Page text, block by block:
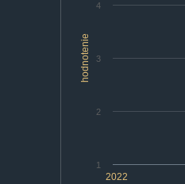
hodnotenie
2022
1
2
3
4